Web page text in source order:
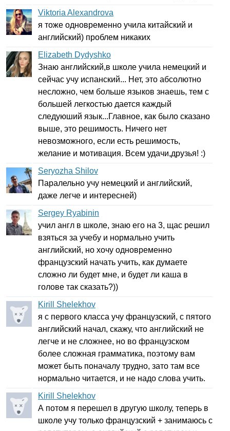
Viktoria Alexandrova
я тоже одновременно учила китайский и
английский) проблем никаких
Elizabeth Dydyshko
Знаю английский,в школе учила немецкий и
сейчас учу испанский... Нет, это абсолютно
несложно, чем больше языков знаешь, тем с
большей легкостью дается каждый
следуюший язык...Главное, как было сказано
выше, это решимость. Ничего нет
невозможного, если есть решимость,
желание и мотивация. Всем удачи,друзья! :)
Seryozha Shilov
Паралельно учу немецкий и английский,
даже легче и интересней)
Sergey Ryabinin
учил англ в школе, знаю его на 3, щас решил
взяться за учебу и нормально учить
английский, но хочу одновременно
французский начать учить, как думаете
сложно ли будет мне, и будет ли каша в
голове так сказать?))
Kirill Shelekhov
я с первого класса учу французский, с пятого
английский начал, скажу, что английский не
легче и не сложнее, но во французском
более сложная грамматика, поэтому вам
может быть поначалу трудно, зато там все
нормально читается, и не надо слова учить.
Kirill Shelekhov
А потом я перешел в другую школу, теперь в
школе учу только французский + занимаюсь с